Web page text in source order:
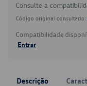
Consulte a
Código original consultado:
Compatibilidade
Entrar
Descrição